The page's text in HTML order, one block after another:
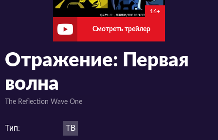
16+
Смотреть трейлер
Отражение: Первая
волна
The Reflection Wave One
Тип: ТВ